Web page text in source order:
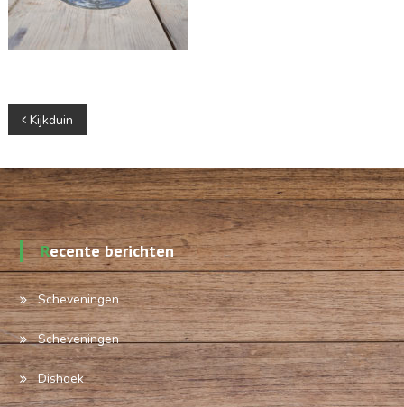
Berichtnavigatie
Kijkduin
Recente berichten
Scheveningen
Scheveningen
Dishoek